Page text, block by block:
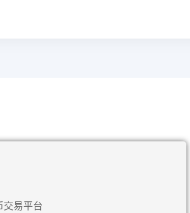
交易平台